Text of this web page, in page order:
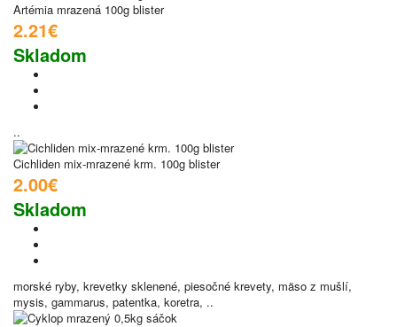
Artémia mrazená 100g blister
2.21€
Skladom
..
Cichliden mix-mrazené krm. 100g blister
2.00€
Skladom
morské ryby, krevetky sklenené, piesočné krevety, mäso z mušlí,
mysis, gammarus, patentka, koretra, ..